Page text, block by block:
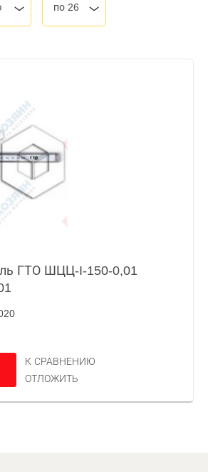
по 26
ГТО ШЦЦ-I-150-0,01
К СРАВНЕНИЮ
ОТЛОЖИТЬ